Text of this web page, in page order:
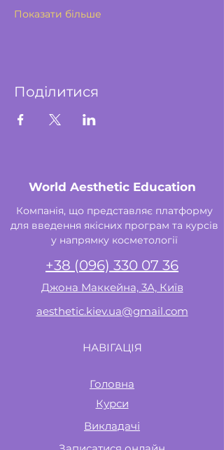
Показати більше
Поділитися
World Aesthetic Education
Компанія, що представляє платформу
для введення якісних програм та курсів
у напрямку косметології
+38 (096) 330 07 36
Джона Маккейна, 3А, Київ
aesthetic.kiev.ua@gmail.com
НАВІГАЦІЯ
Головна
Курси
Викладачі